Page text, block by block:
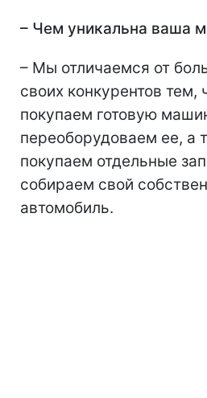
– Чем уникальна ваша
– Мы отличаемся от
своих конкурентов тем,
покупаем готовую
переоборудоваем ее, а
покупаем отдельные
собираем свой
автомобиль.